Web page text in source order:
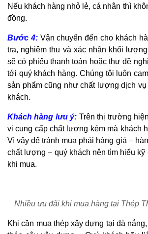
Nếu khách hàng nhỏ lẻ, cá nhân thì
đồng.
Bước 4: Vận chuyển đến cho khách
tra, nghiệm thu và xác nhận khối
sẽ có phiếu thanh toán hoặc thư đề
tới quý khách hàng. Chúng tôi luôn
sản phẩm cũng như chất lượng dịch vụ
khách.
Khách hàng lưu ý: Trên thị trường
vị cung cấp chất lượng kém mà khách
Vì vậy để tránh mua phải hàng giả –
chất lượng – quý khách nên tìm hiểu
khi mua.
Nhiều ưu đãi khi mua hàng tại Thép
Khi cần mua thép xây dựng tại đà